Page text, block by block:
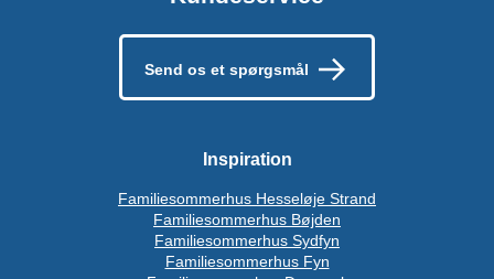
Send os et spørgsmål
Inspiration
Familiesommerhus Hesseløje Strand
Familiesommerhus Bøjden
Familiesommerhus Sydfyn
Familiesommerhus Fyn